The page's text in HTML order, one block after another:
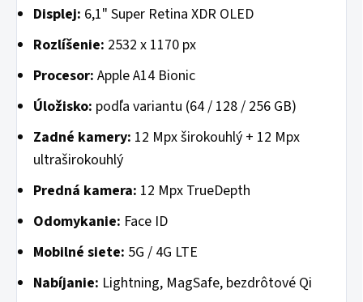
Displej: 6,1" Super Retina XDR OLED
Rozlíšenie: 2532 x 1170 px
Procesor: Apple A14 Bionic
Úložisko: podľa variantu (64 / 128 / 256 GB)
Zadné kamery: 12 Mpx širokouhlý + 12 Mpx
ultraširokouhlý
Predná kamera: 12 Mpx TrueDepth
Odomykanie: Face ID
Mobilné siete: 5G / 4G LTE
Nabíjanie: Lightning, MagSafe, bezdrôtové Qi